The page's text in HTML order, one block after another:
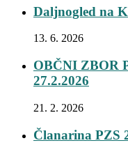
Daljnogled na
13. 6. 2026
OBČNI ZBOR
27.2.2026
21. 2. 2026
Članarina PZS